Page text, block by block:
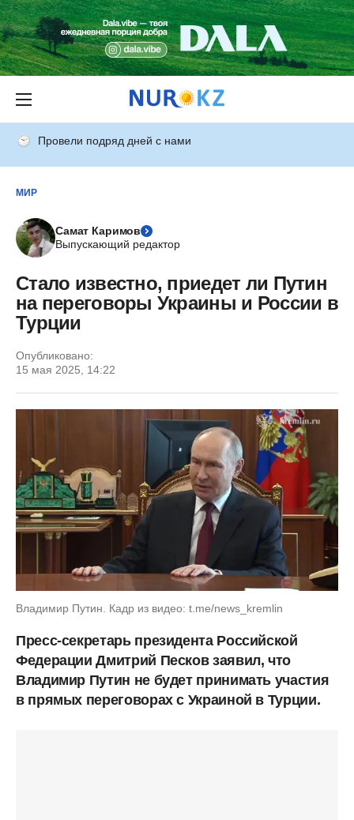
Провели подряд дней с нами
МИР
Самат Каримов
Выпускающий редактор
Стало известно, приедет ли Путин
на переговоры Украины и России в
Турции
Опубликовано:
15 мая 2025, 14:22
Владимир Путин. Кадр из видео: t.me/news_kremlin
Пресс-секретарь президента Российской
Федерации Дмитрий Песков заявил, что
Владимир Путин не будет принимать участия
в прямых переговорах с Украиной в Турции.